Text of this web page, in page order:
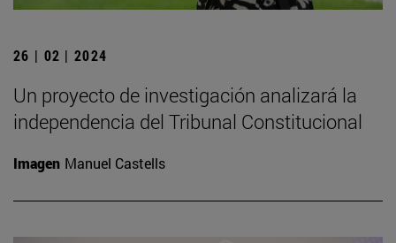
26 | 02 | 2024
Un proyecto de investigación analizará la
independencia del Tribunal Constitucional
Imagen Manuel Castells